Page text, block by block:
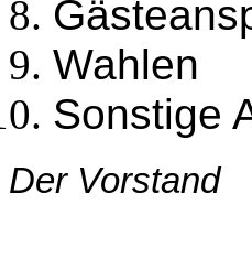
Wahlen
Sonstige
Der Vorstand